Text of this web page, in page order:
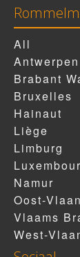
All
Antwerpen
Brabant
Bruxelles
Hainaut
Liège
Limburg
Namur
Oost-
Vlaams
West-